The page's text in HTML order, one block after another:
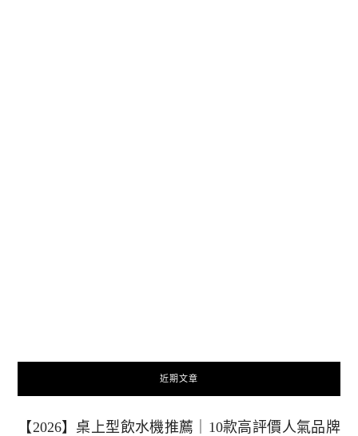
近期文章
【2026】桌上型飲水機推薦｜10款高評價人氣品牌